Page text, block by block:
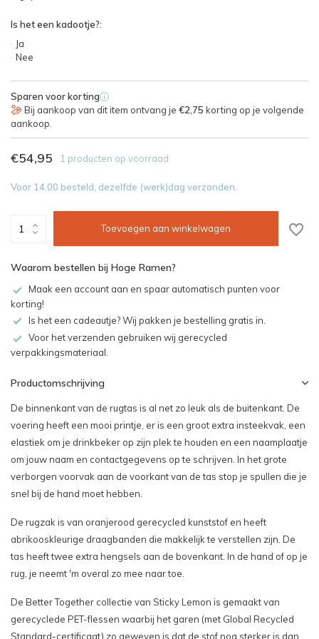
Is het een kadootje?:
Ja
Nee
Sparen voor korting i
Bij aankoop van dit item ontvang je €2,75 korting op je volgende
aankoop.
€54,95 1 producten op voorraad
Voor 14.00 besteld, dezelfde (werk)dag verzonden.
Toevoegen aan winkelwagen
Waarom bestellen bij Hoge Ramen?
Maak een account aan en spaar automatisch punten voor
korting!
Is het een cadeautje? Wij pakken je bestelling gratis in.
Voor het verzenden gebruiken wij gerecycled
verpakkingsmateriaal.
Productomschrijving
De binnenkant van de rugtas is al net zo leuk als de buitenkant. De
voering heeft een mooi printje, er is een groot extra insteekvak, een
elastiek om je drinkbeker op zijn plek te houden en een naamplaatje
om jouw naam en contactgegevens op te schrijven. In het grote
verborgen voorvak aan de voorkant van de tas stop je spullen die je
snel bij de hand moet hebben.
De rugzak is van oranjerood gerecycled kunststof en heeft
abrikooskleurige draagbanden die makkelijk te verstellen zijn. De
tas heeft twee extra hengsels aan de bovenkant. In de hand of op je
rug, je neemt 'm overal zo mee naar toe.
De Better Together collectie van Sticky Lemon is gemaakt van
gerecyclede PET-flessen waarbij het garen (met Global Recycled
Standard-certificaat) zo geweven is dat de stof nog sterker is dan